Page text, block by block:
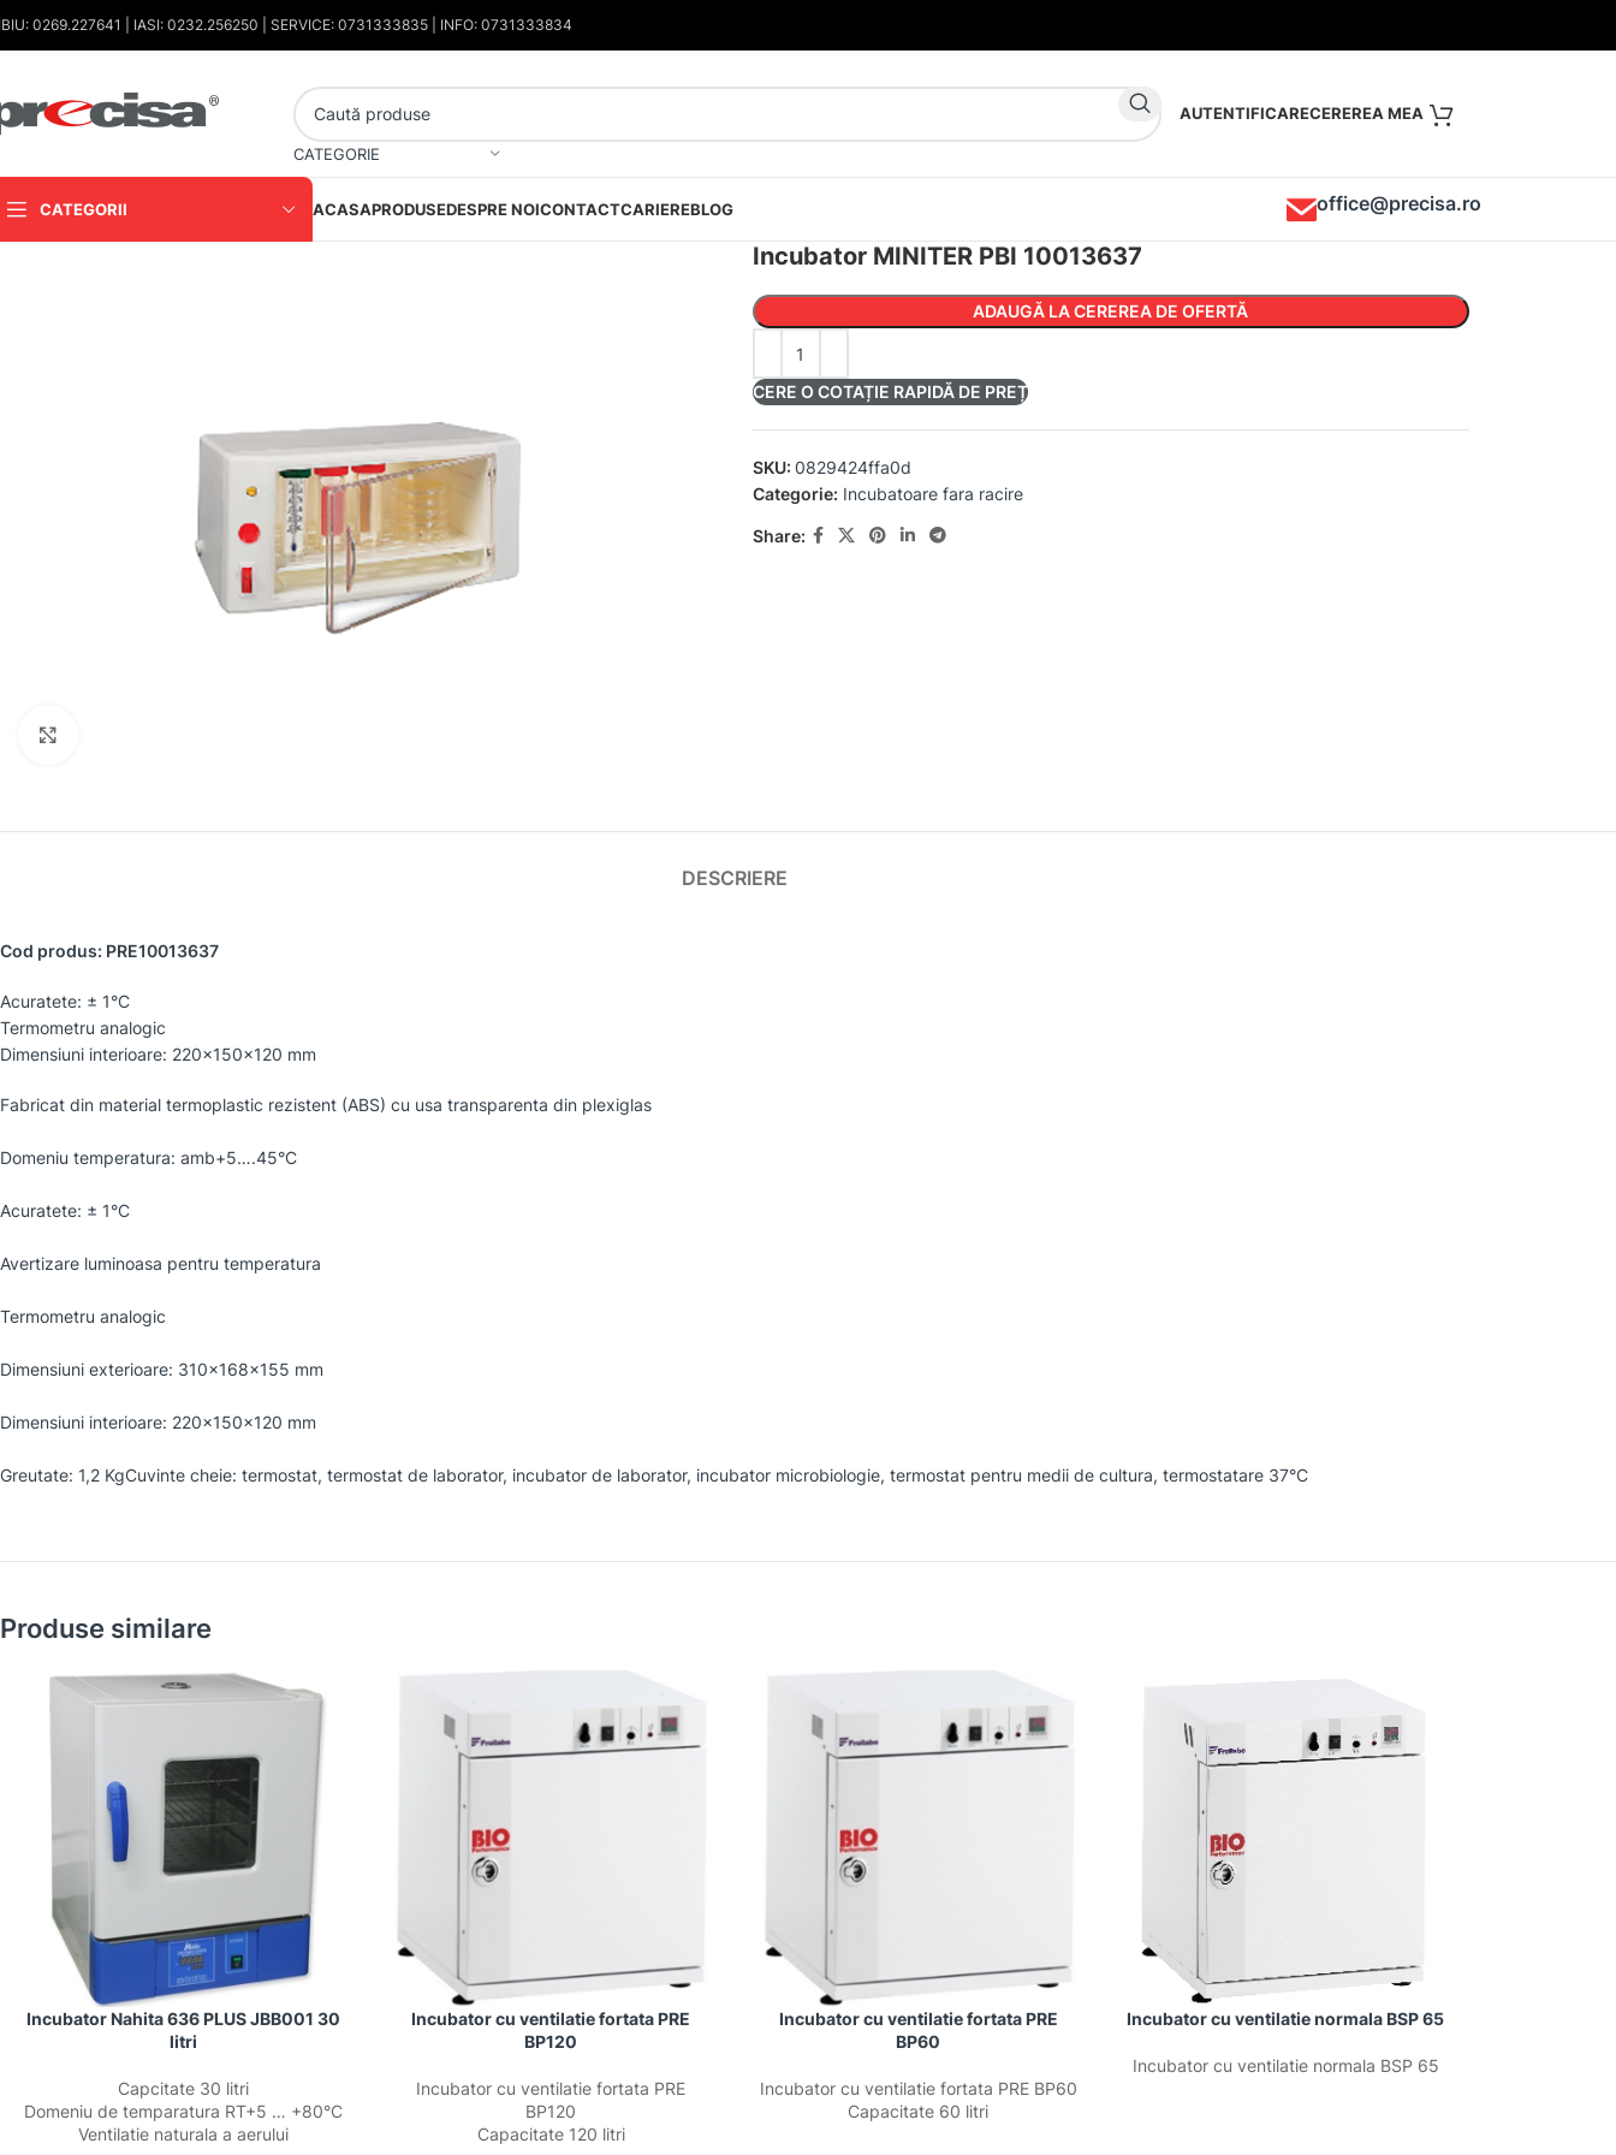
0269.227641 | IASI: 0232.256250 | SERVICE: 0731333835 | INFO: 0731333834
CATEGORIE
AUTENTIFICARE
CATEGORII ACASAPRODUSEDESPRE NOICONTACTCARIEREBLOG office@precisa.ro
Incubator MINITER PBI 10013637
ADAUGĂ LA CEREREA DE OFERTĂ
CERE O COTAȚIE RAPIDĂ DE PREȚ
SKU: 0829424ffa0d
Categorie: Incubatoare fara racire
Share:
DESCRIERE
Cod produs: PRE10013637
Acuratete: ± 1°C
Termometru analogic
Dimensiuni interioare: 220x150x120 mm
Fabricat din material termoplastic rezistent (ABS) cu usa transparenta din plexiglas
Domeniu temperatura: amb+5….45°C
Acuratete: ± 1°C
Avertizare luminoasa pentru temperatura
Termometru analogic
Dimensiuni exterioare: 310x168x155 mm
Dimensiuni interioare: 220x150x120 mm
Greutate: 1,2 KgCuvinte cheie: termostat, termostat de laborator, incubator de laborator, incubator microbiologie, termostat pentru medii de cultura, termostatare 37°C
Produse similare
Incubator Nahita 636 PLUS JBB001 30
litri
Capcitate 30 litri
Domeniu de temparatura RT+5 … +80°C
Ventilatie naturala a aerului
Incubator cu ventilatie fortata PRE
BP120
Incubator cu ventilatie fortata PRE
BP120
Capacitate 120 litri
Incubator cu ventilatie fortata PRE
BP60
Incubator cu ventilatie fortata PRE BP60
Capacitate 60 litri
Incubator cu ventilatie normala BSP 65
Incubator cu ventilatie normala BSP 65